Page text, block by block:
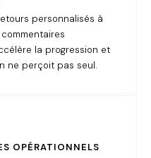
personnalisés à
la progression et
ne perçoit pas seul.
OPÉRATIONNELS